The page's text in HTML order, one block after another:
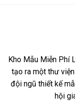
Kho Mẫu Miễn Phí
tạo ra một thư
đội ngũ thiết kế
hội